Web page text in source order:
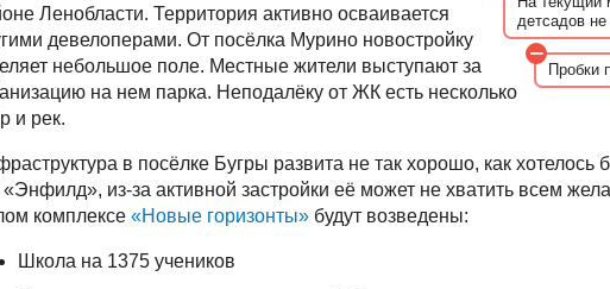
детсадов не
Пробки
Ленобласти. Территория активно осваивается
девелоперами. От посёлка Мурино новостройку
небольшое поле. Местные жители выступают за
на нем парка. Неподалёку от ЖК есть несколько
и рек.
в посёлке Бугры развита не так хорошо, как
из-за активной застройки её может не хватить всем
комплексе «Новые горизонты» будут возведены:
Школа на 1375 учеников